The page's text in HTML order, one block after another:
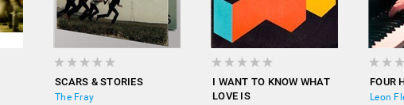
SCARS & STORIES
The Fray
I WANT TO KNOW WHAT
LOVE IS
FOUR